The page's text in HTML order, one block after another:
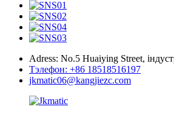
Adress: No.5 Huaiying Street,
Тэлефон: +86 18518516197
jkmatic06@kangjiezc.com